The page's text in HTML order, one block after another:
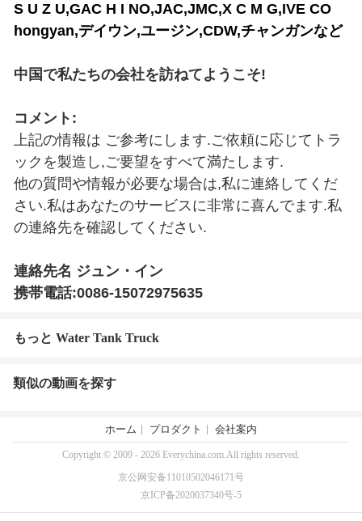
S U Z U,GAC H I NO,JAC,JMC,X C M G,IVE CO
hongyan,デイウン,ユージン,CDW,チャンガンなど
中国で私たちの会社を訪ねてようこそ!
コメント:
上記の情報は ご参考にします.ご依頼に応じてトラ
ックを製造し,ご要望をすべて満たします.
他の質問や情報が必要な場合は,私に連絡してくだ
さい.私はあなたのサービスに非常に喜んでます.私
の連絡先を確認してください.
連絡先名 ジュン・イン
携帯電話:0086-15072975635
もっと Water Tank Truck
類似の動画を探す
ホーム プロダクト 会社案内
Copyright © 2009 - 2026 Everychina.com.All rights reserved.
京公网安备11010502046171号
京ICP备2020037340号-5